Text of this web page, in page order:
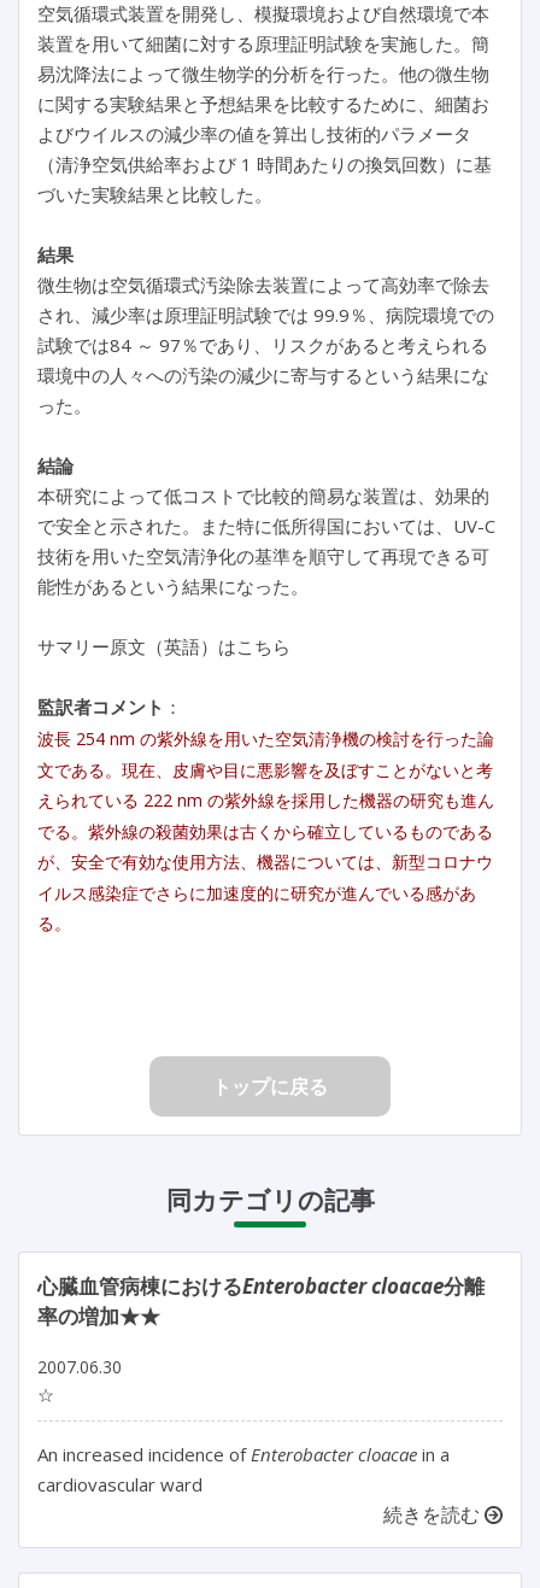
空気循環式装置を開発し、模擬環境および自然環境で本
装置を用いて細菌に対する原理証明試験を実施した。簡
易沈降法によって微生物学的分析を行った。他の微生物
に関する実験結果と予想結果を比較するために、細菌お
よびウイルスの減少率の値を算出し技術的パラメータ
（清浄空気供給率および 1 時間あたりの換気回数）に基
づいた実験結果と比較した。
結果
微生物は空気循環式汚染除去装置によって高効率で除去
され、減少率は原理証明試験では 99.9％、病院環境での
試験では84 ～ 97％であり、リスクがあると考えられる
環境中の人々への汚染の減少に寄与するという結果にな
った。
結論
本研究によって低コストで比較的簡易な装置は、効果的
で安全と示された。また特に低所得国においては、UV-C
技術を用いた空気清浄化の基準を順守して再現できる可
能性があるという結果になった。
サマリー原文（英語）はこちら
監訳者コメント ：
波長 254 nm の紫外線を用いた空気清浄機の検討を行った論
文である。現在、皮膚や目に悪影響を及ぼすことがないと考
えられている 222 nm の紫外線を採用した機器の研究も進ん
でる。紫外線の殺菌効果は古くから確立しているものである
が、安全で有効な使用方法、機器については、新型コロナウ
イルス感染症でさらに加速度的に研究が進んでいる感があ
る。
トップに戻る
同カテゴリの記事
心臓血管病棟におけるEnterobacter cloacae分離
率の増加★★
2007.06.30
☆
An increased incidence of Enterobacter cloacae in a
cardiovascular ward
続きを読む